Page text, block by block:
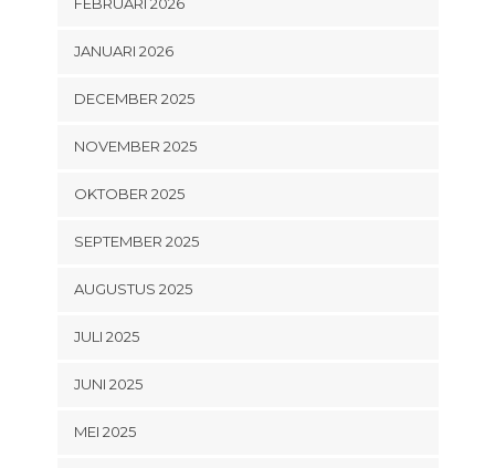
JANUARI 2026
DECEMBER 2025
NOVEMBER 2025
OKTOBER 2025
SEPTEMBER 2025
AUGUSTUS 2025
JULI 2025
JUNI 2025
MEI 2025